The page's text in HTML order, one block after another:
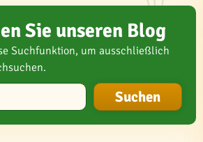
Sie unseren Blog
Suchfunktion, um ausschließlich